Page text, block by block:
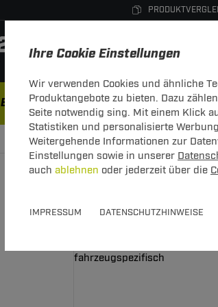
Ihre Cookie Einstellungen
Wir verwenden Cookies und ähnliche
Produktangebote zu bieten. Dazu
Seite notwendig sing. Mit einem Klick
Statistiken und personalisierte
Weitergehende Informationen zur
Einstellungen sowie in unserer
auch ablehnen oder jederzeit über die
IMPRESSUM DATENSCHUTZHINWEISE
ELEKTROSÄTZE DACHTRÄGER
Sonstiges
Seite 43 von 43